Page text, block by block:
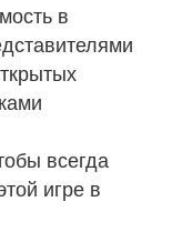
в
всегда
игре в